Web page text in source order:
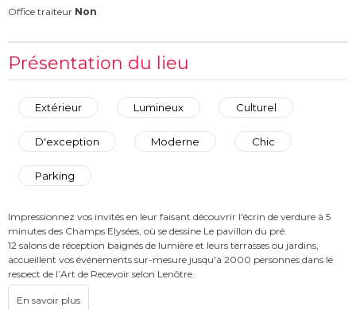
Office traiteur Non
Présentation du lieu
Extérieur Lumineux Culturel
D'exception Moderne Chic
Parking
Impressionnez vos invités en leur faisant découvrir l'écrin de verdure à 5
minutes des Champs Elysées, où se dessine Le pavillon du pré.
12 salons de réception baignés de lumière et leurs terrasses ou jardins,
accueillent vos événements sur-mesure jusqu'à 2000 personnes dans le
respect de l’Art de Recevoir selon Lenôtre.
La cuisine créative de Guy Krenzer, Meilleur Ouvrier de France et les vins
sélectionnés par Olivier Poussier, Meilleur Sommelier du Monde 2000 sont